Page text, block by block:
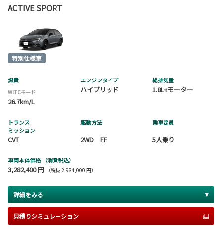
ACTIVE SPORT
燃費
WLTCモード
26.7km/L
エンジンタイプ
ハイブリッド
総排気量
1.8L+モーター
トランス
ミッション
CVT
駆動方法
2WD FF
乗車定員
5人乗り
車両本体価格 （消費税込）
3,282,400 円 （税抜 2,984,000 円）
詳細をみる
見積りシミュレーション